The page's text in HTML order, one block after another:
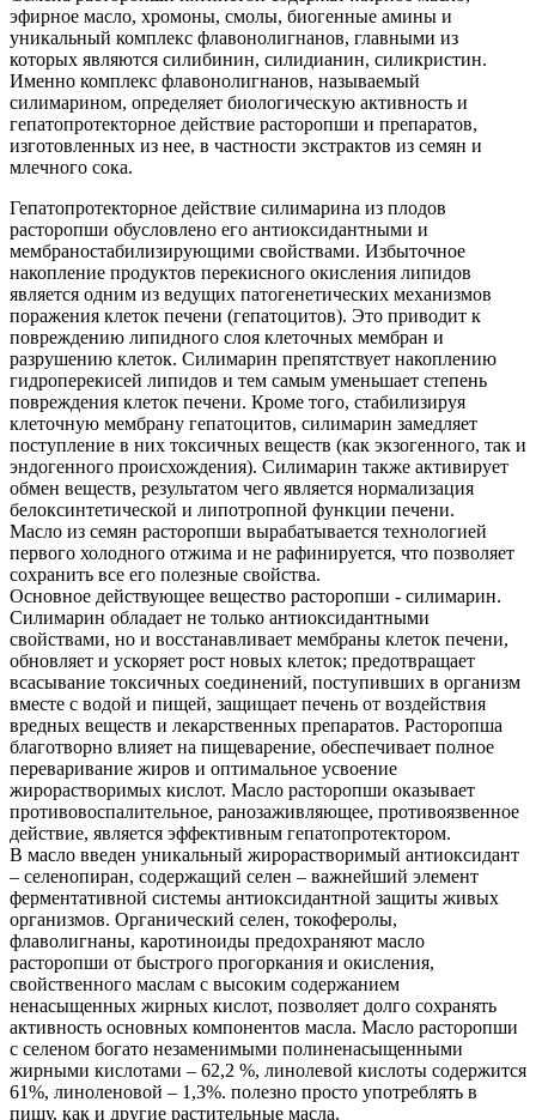
эфирное масло, хромоны, смолы, биогенные амины и
уникальный комплекс флавонолигнанов, главными из
которых являются силибинин, силидианин, силикристин.
Именно комплекс флавонолигнанов, называемый
силимарином, определяет биологическую активность и
гепатопротекторное действие расторопши и препаратов,
изготовленных из нее, в частности экстрактов из семян и
млечного сока.
Гепатопротекторное действие силимарина из плодов
расторопши обусловлено его антиоксидантными и
мембраностабилизирующими свойствами. Избыточное
накопление продуктов перекисного окисления липидов
является одним из ведущих патогенетических механизмов
поражения клеток печени (гепатоцитов). Это приводит к
повреждению липидного слоя клеточных мембран и
разрушению клеток. Силимарин препятствует накоплению
гидроперекисей липидов и тем самым уменьшает степень
повреждения клеток печени. Кроме того, стабилизируя
клеточную мембрану гепатоцитов, силимарин замедляет
поступление в них токсичных веществ (как экзогенного, так и
эндогенного происхождения). Силимарин также активирует
обмен веществ, результатом чего является нормализация
белоксинтетической и липотропной функции печени.
Масло из семян расторопши вырабатывается технологией
первого холодного отжима и не рафинируется, что позволяет
сохранить все его полезные свойства.
Основное действующее вещество расторопши - силимарин.
Силимарин обладает не только антиоксидантными
свойствами, но и восстанавливает мембраны клеток печени,
обновляет и ускоряет рост новых клеток; предотвращает
всасывание токсичных соединений, поступивших в организм
вместе с водой и пищей, защищает печень от воздействия
вредных веществ и лекарственных препаратов. Расторопша
благотворно влияет на пищеварение, обеспечивает полное
переваривание жиров и оптимальное усвоение
жирорастворимых кислот. Масло расторопши оказывает
противовоспалительное, ранозаживляющее, противоязвенное
действие, является эффективным гепатопротектором.
В масло введен уникальный жирорастворимый антиоксидант
– селенопиран, содержащий селен – важнейший элемент
ферментативной системы антиоксидантной защиты живых
организмов. Органический селен, токоферолы,
флаволигнаны, каротиноиды предохраняют масло
расторопши от быстрого прогоркания и окисления,
свойственного маслам с высоким содержанием
ненасыщенных жирных кислот, позволяет долго сохранять
активность основных компонентов масла. Масло расторопши
с селеном богато незаменимыми полиненасыщенными
жирными кислотами – 62,2 %, линолевой кислоты содержится
61%, линоленовой – 1,3%. полезно просто употреблять в
пищу, как и другие растительные масла.